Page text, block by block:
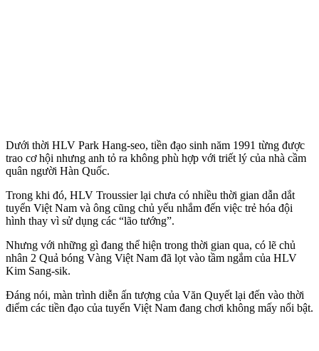
Dưới thời HLV Park Hang-seo, tiền đạo sinh năm 1991 từng được
trao cơ hội nhưng anh tỏ ra không phù hợp với triết lý của nhà cầm
quân người Hàn Quốc.
Trong khi đó, HLV Troussier lại chưa có nhiều thời gian dẫn dắt
tuyển Việt Nam và ông cũng chủ yếu nhắm đến việc trẻ hóa đội
hình thay vì sử dụng các “lão tướng”.
Nhưng với những gì đang thể hiện trong thời gian qua, có lẽ chủ
nhân 2 Quả bóng Vàng Việt Nam đã lọt vào tầm ngắm của HLV
Kim Sang-sik.
Đáng nói, màn trình diễn ấn tượng của Văn Quyết lại đến vào thời
điểm các tiền đạo của tuyển Việt Nam đang chơi không mấy nổi bật.